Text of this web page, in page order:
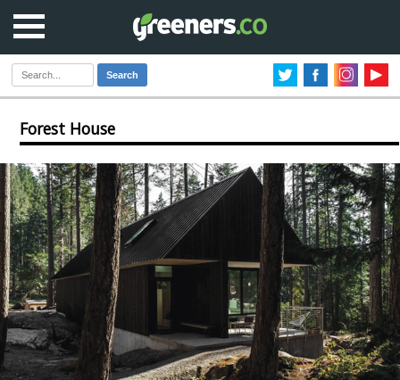
Search
Forest House